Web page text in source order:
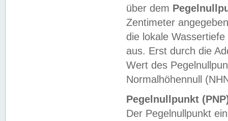
über dem
Zentimeter
die lokale
aus. Erst durch die
Wert des
Normalhöhennull
Pegelnullpunkt
Der Pegelnullpunkt